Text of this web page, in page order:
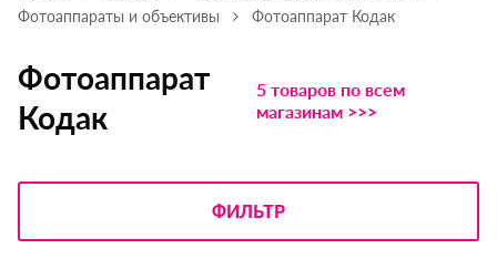
Фотоаппараты и объективы
Фотоаппарат Кодак
Фотоаппарат
Кодак
5 товаров по всем
магазинам >>>
ФИЛЬТР